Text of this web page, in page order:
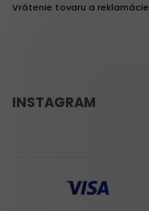
Vrátenie tovaru a reklamácie
INSTAGRAM